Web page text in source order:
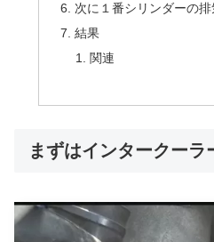
次に１番シリンダーの
結果
関連
まずはインタークーラ